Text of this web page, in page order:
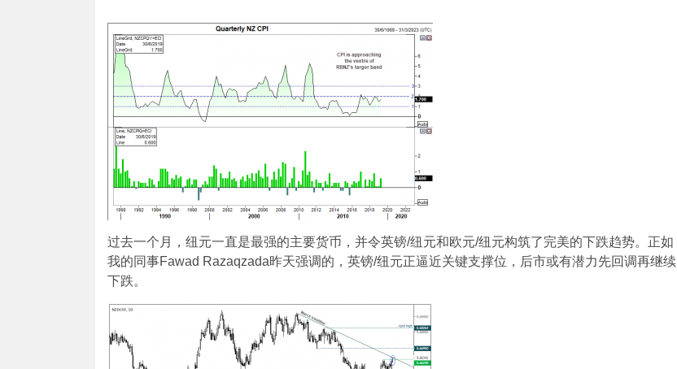
过去一个月，纽元一直是最强的主要货币，并令英镑/纽元和欧元/纽元构筑了完美的下跌趋势。正如
我的同事Fawad Razaqzada昨天强调的，英镑/纽元正逼近关键支撑位，后市或有潜力先回调再继续
下跌。